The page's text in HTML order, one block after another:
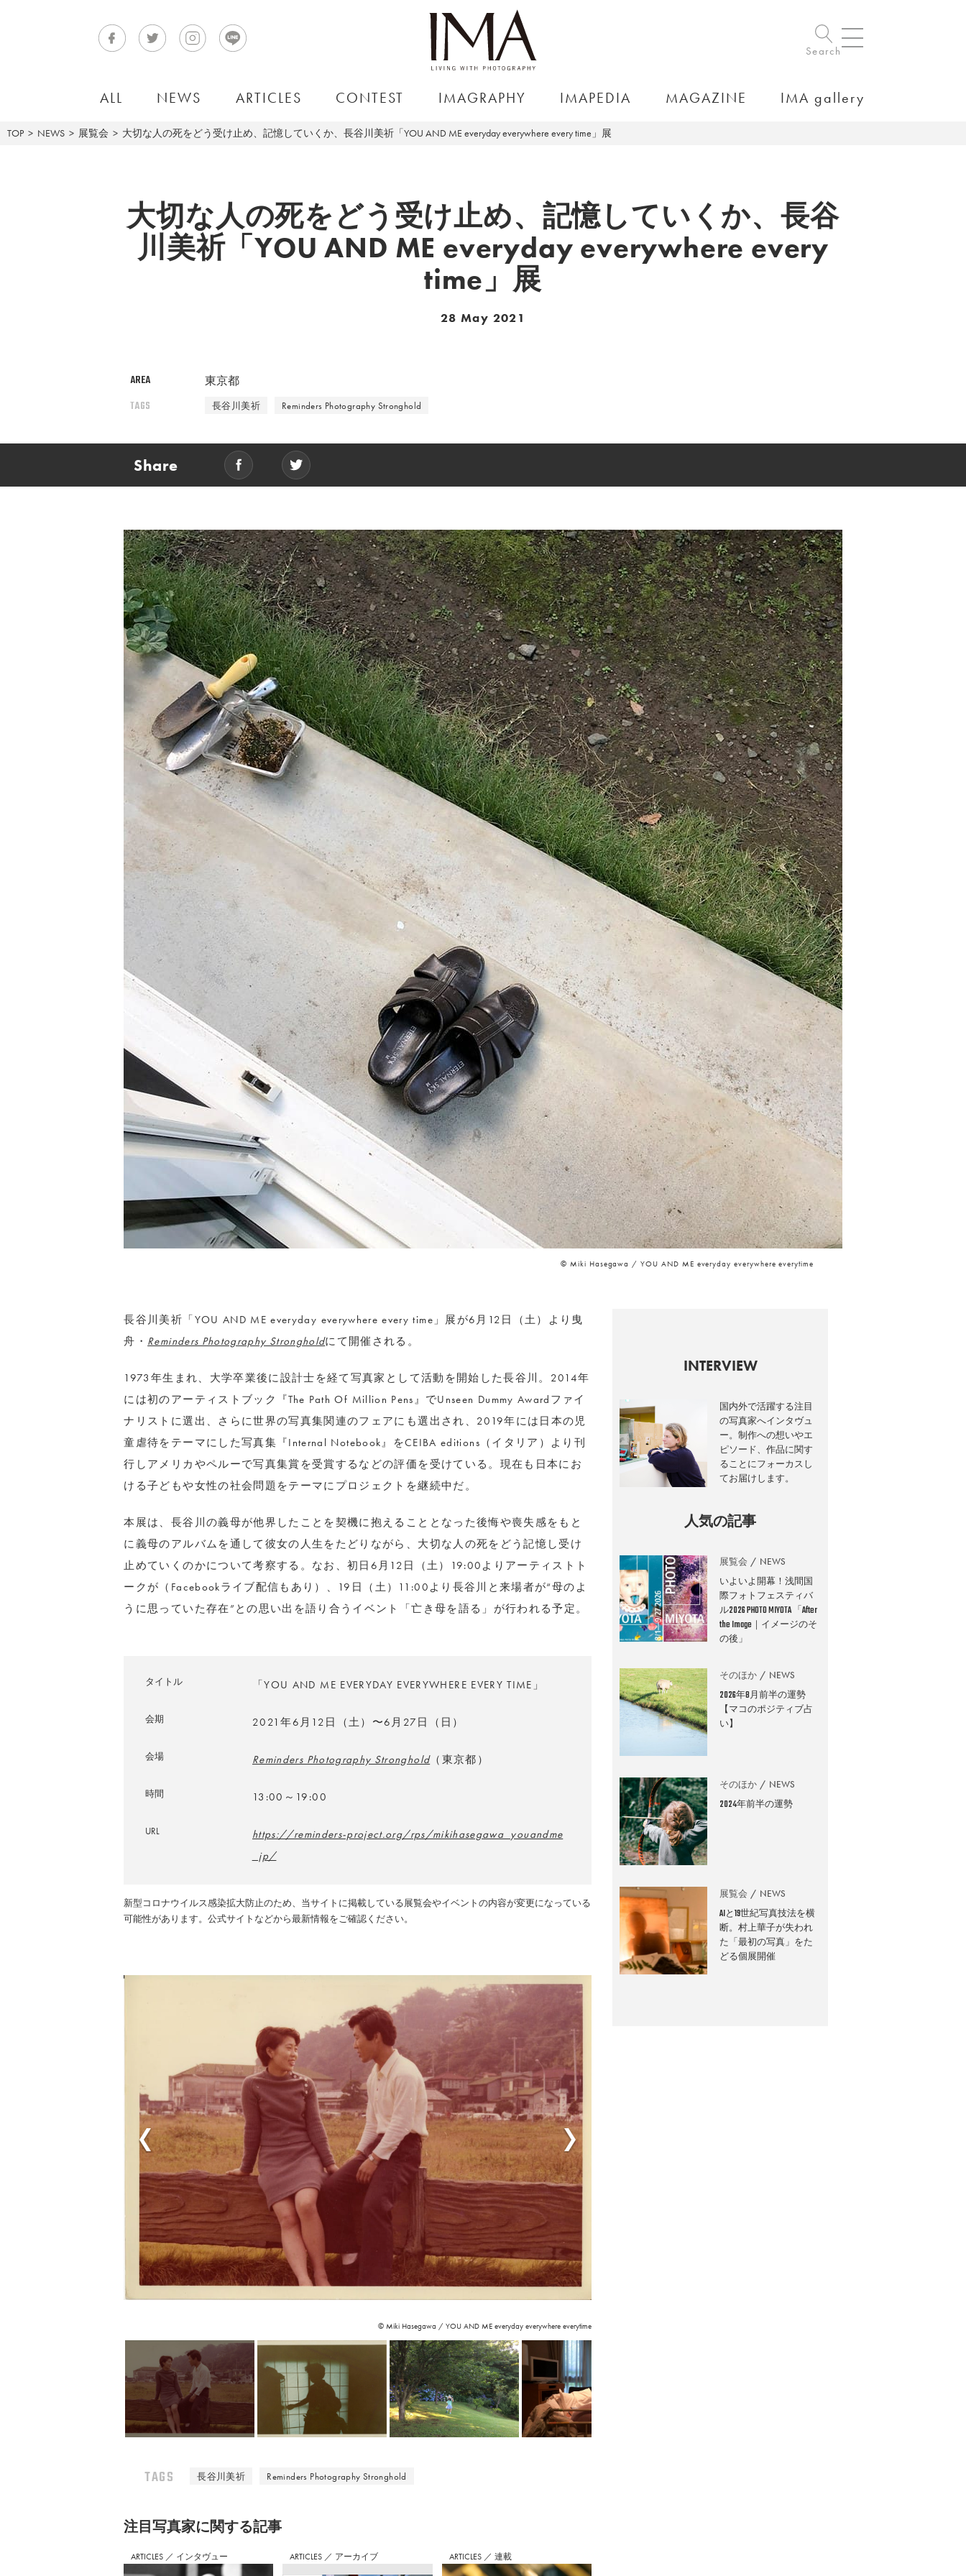
Search
ALL NEWS ARTICLES CONTEST IMAGRAPHY IMAPEDIA MAGAZINE IMA gallery
TOP NEWS 展覧会 大切な人の死をどう受け止め、記憶していくか、長谷川美祈「YOU AND ME everyday everywhere every time」展
大切な人の死をどう受け止め、記憶していくか、長谷
川美祈「YOU AND ME everyday everywhere every
time」展
28 May 2021
AREA 東京都
TAGS 長谷川美祈 Reminders Photography Stronghold
Share
©︎ Miki Hasegawa / YOU AND ME everyday everywhere everytime
長谷川美祈「YOU AND ME everyday everywhere every time」展が6月12日（土）より曳
舟・ Reminders Photography Strongholdにて開催される。
1973年生まれ、大学卒業後に設計士を経て写真家として活動を開始した長谷川。2014年
には初のアーティストブック『The Path Of Million Pens』でUnseen Dummy Awardファイ
ナリストに選出、さらに世界の写真集関連のフェアにも選出され、2019年には日本の児
童虐待をテーマにした写真集『Internal Notebook』をCEIBA editions（イタリア）より刊
行しアメリカやペルーで写真集賞を受賞するなどの評価を受けている。現在も日本にお
ける子どもや女性の社会問題をテーマにプロジェクトを継続中だ。
本展は、長谷川の義母が他界したことを契機に抱えることとなった後悔や喪失感をもと
に義母のアルバムを通して彼女の人生をたどりながら、大切な人の死をどう記憶し受け
止めていくのかについて考察する。なお、初日6月12日（土）19:00よりアーティストト
ークが（Facebookライブ配信もあり）、19日（土）11:00より長谷川と来場者が“母のよ
うに思っていた存在”との思い出を語り合うイベント「亡き母を語る」が行われる予定。
タイトル 「YOU AND ME EVERYDAY EVERYWHERE EVERY TIME」
会期 2021年6月12日（土）〜6月27日（日）
会場 Reminders Photography Stronghold（東京都）
時間 13:00～19:00
URL
https://reminders-project.org/rps/mikihasegawa_youandme
_jp/
新型コロナウイルス感染拡大防止のため、当サイトに掲載している展覧会やイベントの内容が変更になっている
可能性があります。公式サイトなどから最新情報をご確認ください。
©︎ Miki Hasegawa / YOU AND ME everyday everywhere everytime
TAGS 長谷川美祈 Reminders Photography Stronghold
注⽬写真家に関する記事
ARTICLES ／ インタヴュー ARTICLES ／ アーカイブ ARTICLES ／ 連載
INTERVIEW
国内外で活躍する注目
の写真家へインタヴュ
ー。制作への想いやエ
ピソード、作品に関す
ることにフォーカスし
てお届けします。
人気の記事
展覧会 NEWS
いよいよ開幕！浅間国
際フォトフェスティバ
ル2026 PHOTO MIYOTA 「After
the Image｜イメージのそ
の後」
そのほか NEWS
2026年8月前半の運勢
【マコのポジティブ占
い】
そのほか NEWS
2024年前半の運勢
展覧会 NEWS
AIと19世紀写真技法を横
断。村上華子が失われ
た「最初の写真」をた
どる個展開催